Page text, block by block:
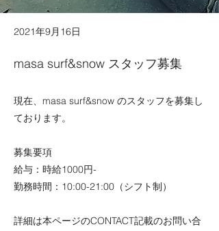
2021年9月16日
masa surf&snow スタッフ募集
現在、masa surf&snow のスタッフを募集し
ております。
募集要項
給与：時給1000円-
勤務時間：10:00-21:00（シフト制）
詳細は本ページのCONTACT記載のお問い合